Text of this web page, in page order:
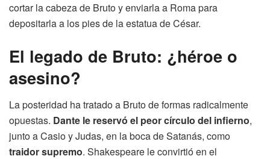
cortar la cabeza de Bruto y enviarla a Roma para
depositarla a los pies de la estatua de César.
El legado de Bruto: ¿héroe o
asesino?
La posteridad ha tratado a Bruto de formas radicalmente
opuestas. Dante le reservó el peor círculo del infierno,
junto a Casio y Judas, en la boca de Satanás, como
traidor supremo. Shakespeare le convirtió en el